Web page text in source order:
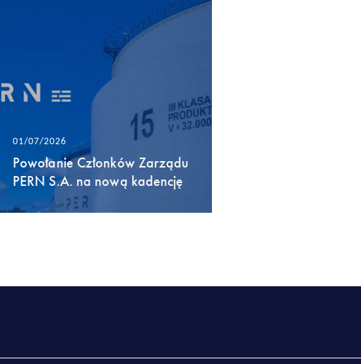
01/07/2026
Powołanie Członków Zarządu
PERN S.A. na nową kadencję